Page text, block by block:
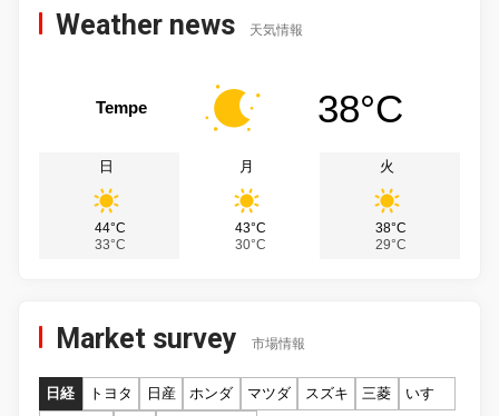
Weather news 天気情報
Tempe 38°C
日
44°C
33°C
月
43°C
30°C
火
38°C
29°C
Market survey 市場情報
日経 トヨタ 日産 ホンダ マツダ スズキ 三菱
いすゞ